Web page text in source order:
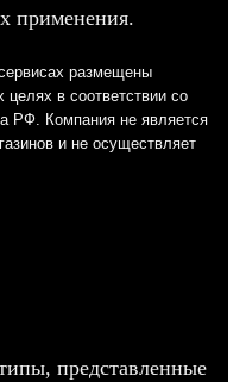
применения.
размещены
в соответствии со
РФ. Компания не является
и не осуществляет
представленные